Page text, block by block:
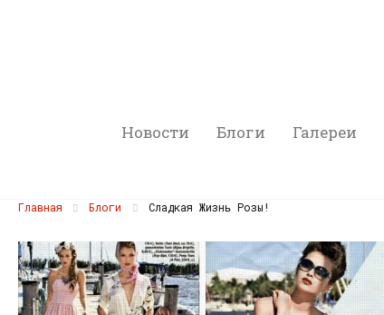
Новости Блоги Галереи
Главная Блоги Сладкая Жизнь Розы!